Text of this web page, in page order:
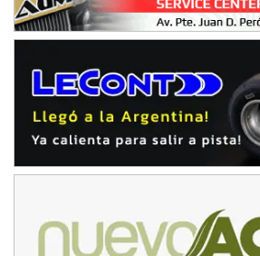
Ramiro Tot (Asfalto)
Baradero (Buenos Aires)
Ciudad de Trenque Lauquen (Asfalto)
Trenque Lauquen (Buenos Aires)
ENTRERRIANO - F6 (POSTERGADA)
Parque de la Velocidad (Asfalto)
Victoria (Entre Ríos)